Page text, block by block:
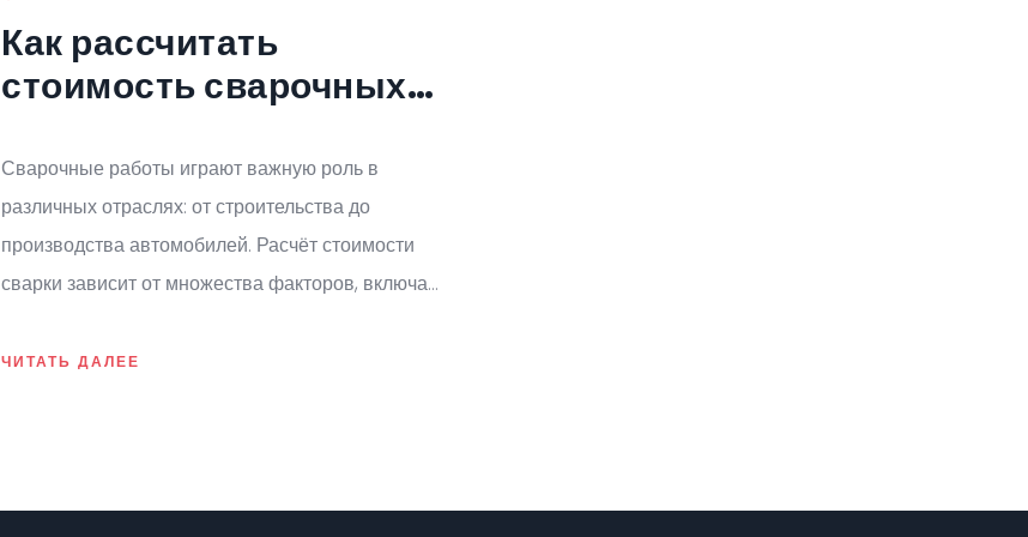
Как рассчитать
стоимость сварочных
советы
Сварочные работы играют важную роль в
различных отраслях: от строительства до
производства автомобилей. Расчёт стоимости
сварки зависит от множества факторов, включая
статье мы рассмотрим, как профессионалы
ЧИТАТЬ ДАЛЕЕ